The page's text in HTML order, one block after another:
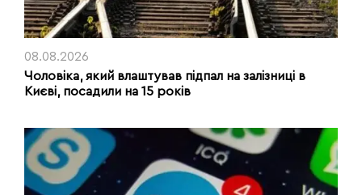
08.08.2026
Чоловіка, який влаштував підпал на залізниці в
Києві, посадили на 15 років